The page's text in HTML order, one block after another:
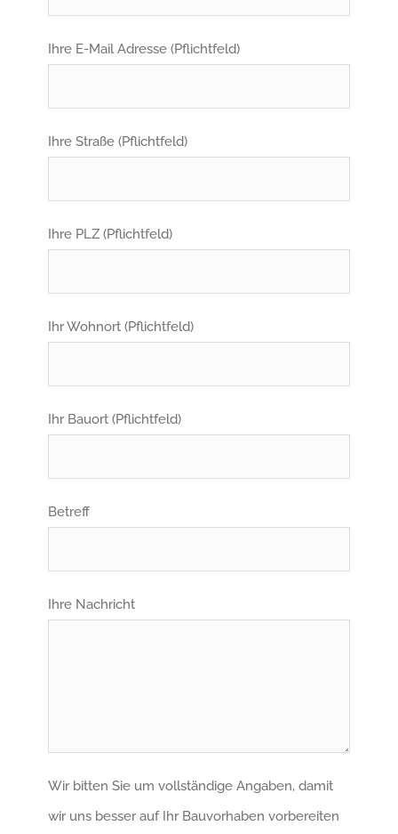
Ihre E-Mail Adresse (Pflichtfeld)
Ihre Straße (Pflichtfeld)
Ihre PLZ (Pflichtfeld)
Ihr Wohnort (Pflichtfeld)
Ihr Bauort (Pflichtfeld)
Betreff
Ihre Nachricht
Wir bitten Sie um vollständige Angaben, damit
wir uns besser auf Ihr Bauvorhaben vorbereiten